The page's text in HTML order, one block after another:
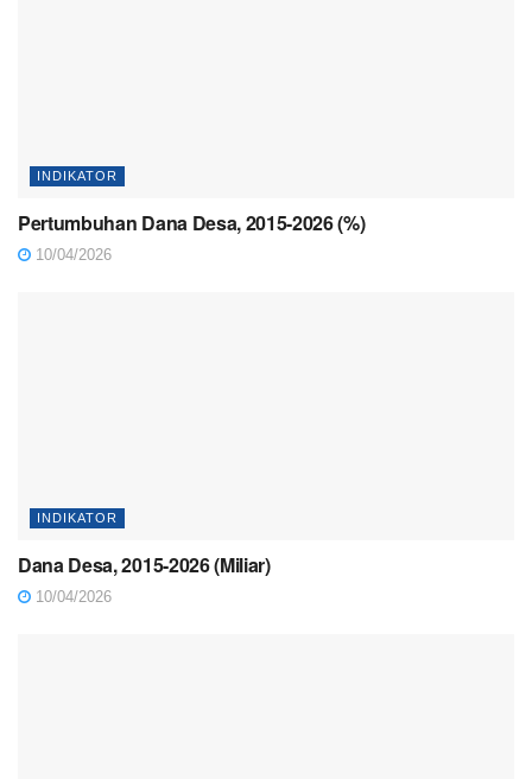
INDIKATOR
Pertumbuhan Dana Desa, 2015-2026 (%)
10/04/2026
INDIKATOR
Dana Desa, 2015-2026 (Miliar)
10/04/2026